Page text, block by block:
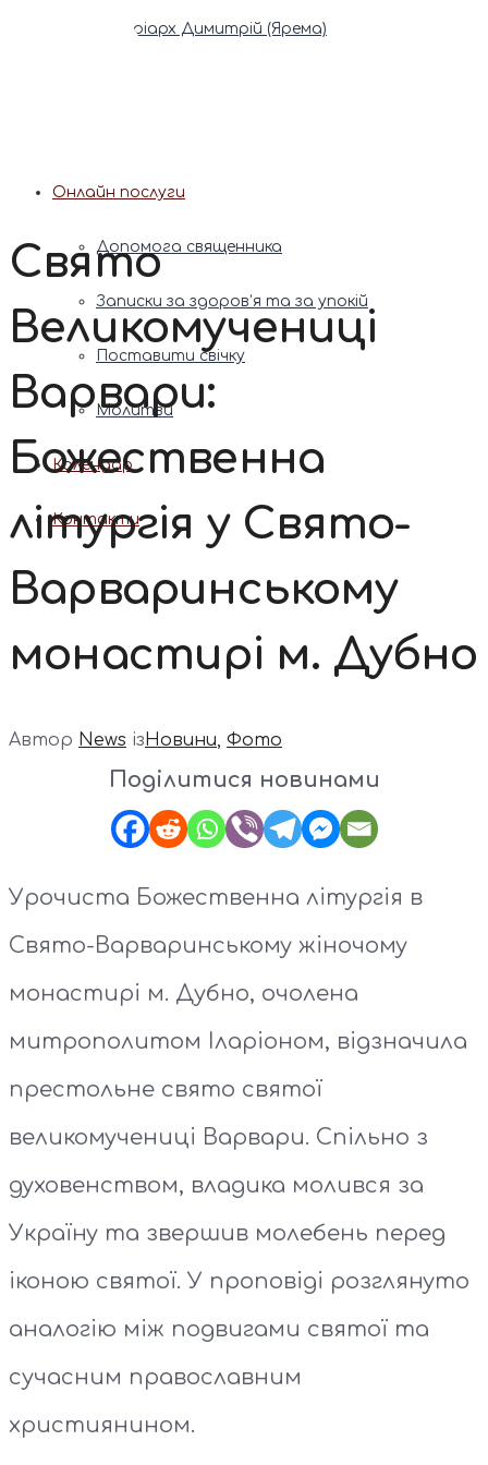
Патріарх Димитрій (Ярема)
Онлайн послуги
Допомога священника
Записки за здоров’я та за упокій
Поставити свічку
Молитви
Календар
Контакти
Свято
Великомучениці
Варвари:
Божественна
літургія у Свято-
Варваринському
монастирі м. Дубно
Автор News ізНовини, Фото
Поділитися новинами
Урочиста Божественна літургія в
Свято-Варваринському жіночому
монастирі м. Дубно, очолена
митрополитом Іларіоном, відзначила
престольне свято святої
великомучениці Варвари. Спільно з
духовенством, владика молився за
Україну та звершив молебень перед
іконою святої. У проповіді розглянуто
аналогію між подвигами святої та
сучасним православним
християнином.